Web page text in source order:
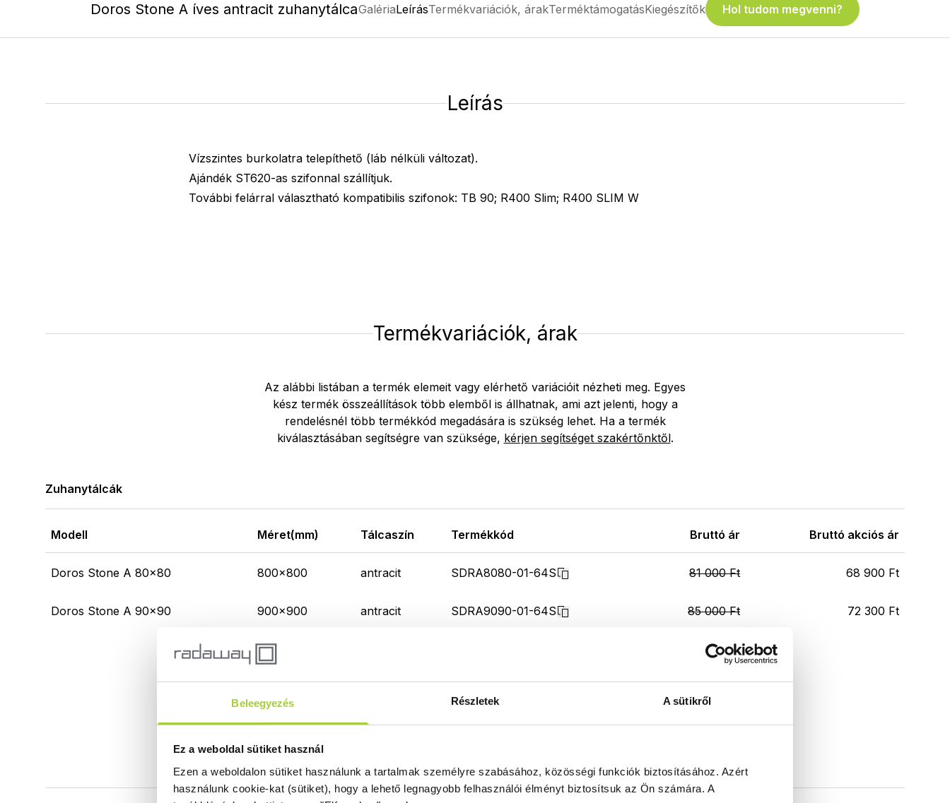
Beleegyezés Részletek A sütikről
Ez a weboldal sütiket használ
Ezen a weboldalon sütiket használunk a tartalmak személyre szabásához, közösségi funkciók biztosításához. Azért
használunk cookie-kat (sütiket), hogy a lehető legnagyobb felhasználói élményt biztosítsuk az Ön számára. A
Doros Stone A íves antracit zuhanytálcaGalériaLeírásTermékvariációk, árakTerméktámogatásKiegészítők Hol tudom megvenni?
Leírás
Vízszintes burkolatra telepíthető (láb nélküli változat).
Ajándék ST620-as szifonnal szállítjuk.
További felárral választható kompatibilis szifonok: TB 90; R400 Slim; R400 SLIM W
Termékvariációk, árak
Az alábbi listában a termék elemeit vagy elérhető variációit nézheti meg. Egyes
kész termék összeállítások több elemből is állhatnak, ami azt jelenti, hogy a
rendelésnél több termékkód megadására is szükség lehet. Ha a termék
kiválasztásában segítségre van szüksége, kérjen segítséget szakértőnktől.
Zuhanytálcák
Modell Méret(mm) Tálcaszín Termékkód Bruttó ár Bruttó akciós ár
Doros Stone A 80x80 800x800 antracit SDRA8080-01-64S 81 000 Ft 68 900 Ft
Doros Stone A 90x90 900x900 antracit SDRA9090-01-64S 85 000 Ft 72 300 Ft
Terméktámogatás